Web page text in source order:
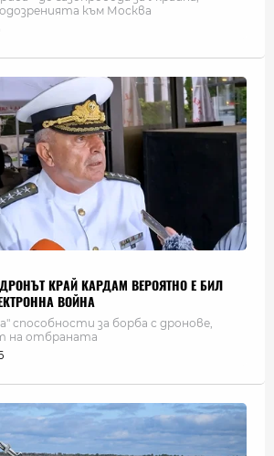
към Москва
КРАЙ КАРДАМ ВЕРОЯТНО Е БИЛ
ВОЙНА
способности за борба с дронове,
на отбраната